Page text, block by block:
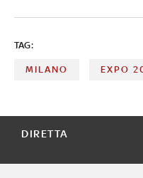
TAG:
MILANO EXPO
DIRETTA